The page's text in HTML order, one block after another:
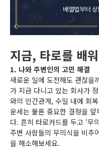
지금, 타로를 배
1. 나와 주변인의 고민 해결
새로운 일에 도전해도 괜찮을
가 지금 다니고 있는 회사가
와의 인간관계, 수일 내에 회
운세는 물론 중요한 결정을
다. 흔히 타로카드를 두고 ‘무
주변 사람들의 무의식을 비추
을 해소해보세요.